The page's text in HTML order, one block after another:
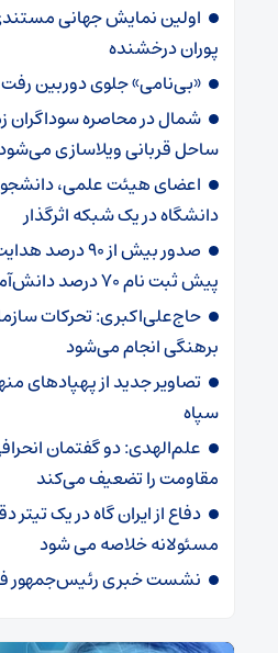
اولین نمایش جهانی
پوران درخشنده
«بی‌نامی» جلوی دوربین رفت
شمال در محاصره سوداگران
ساحل قربانی ویلاسازی
اعضای هیئت علمی،
دانشگاه در یک شبکه‌ اثرگذار
صدور بیش از ۹۰
پیش ثبت نام ۷۰ درصد دانش‌آموزان متوسطه اول
حاج‌علی‌اکبری: تحرکات
برهنگی انجام می‌شود
تصاویر جدید از پهپادهای
سپاه
علم‌الهدی: دو گفتمان
مقاومت را تضعیف می‌کند
دفاع از ایران گاه در یک
مسئولانه خلاصه می شود
نشست خبری رئیس‌جمهور